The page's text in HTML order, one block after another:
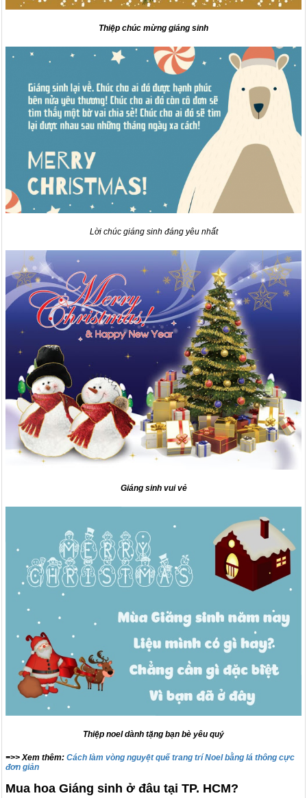
Thiệp chúc mừng giáng sinh
Lời chúc giáng sinh đáng yêu nhất
Giáng sinh vui vẻ
Thiệp noel dành tặng bạn bè yêu quý
=>> Xem thêm: Cách làm vòng nguyệt quế trang trí Noel bằng lá thông cực
đơn giản
Mua hoa Giáng sinh ở đâu tại TP. HCM?